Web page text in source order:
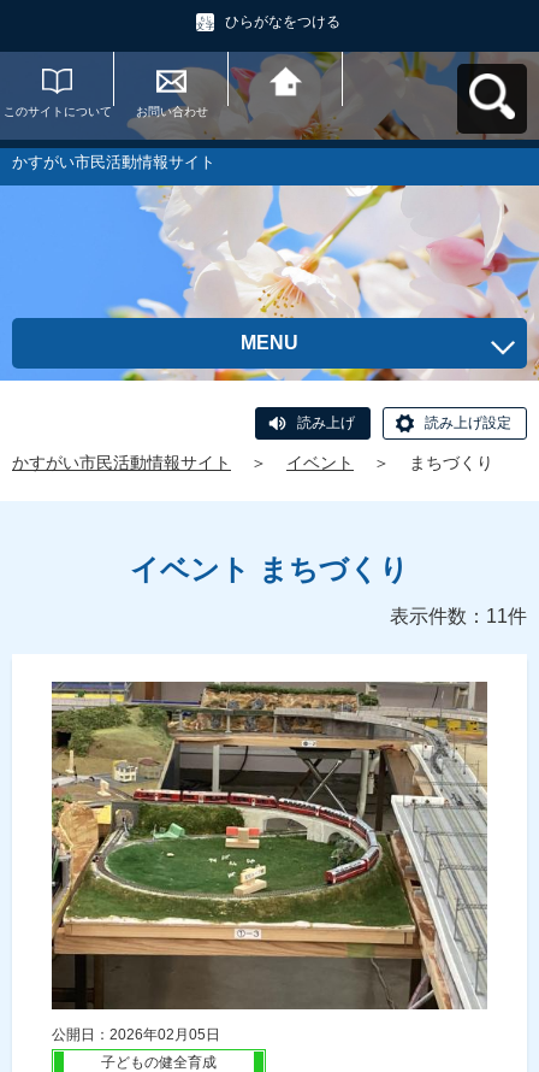
ひらがなをつける
このサイトについて お問い合わせ
かすがい市民活動情
報サイトへ戻る
かすがい市民活動情報サイト
MENU
読み上げ 読み上げ設定
かすがい市民活動情報サイト ＞ イベント ＞ まちづくり
イベント まちづくり
表示件数：11件
公開日：2026年02月05日
子どもの健全育成